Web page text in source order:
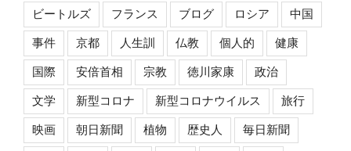
ビートルズ フランス ブログ ロシア 中国
事件 京都 人生訓 仏教 個人的 健康
国際 安倍首相 宗教 徳川家康 政治
文学 新型コロナ 新型コロナウイルス 旅行
映画 朝日新聞 植物 歴史人 毎日新聞